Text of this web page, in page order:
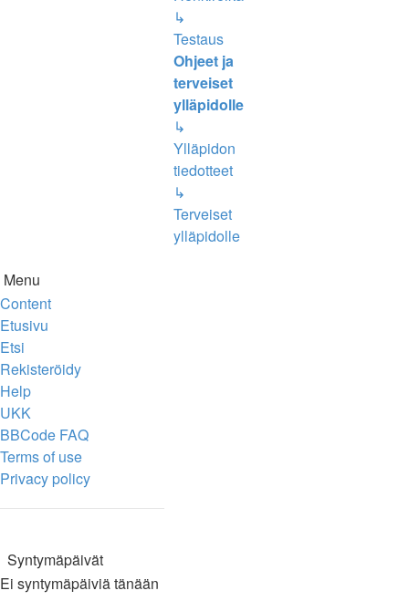
↳
Testaus
Ohjeet ja
terveiset
ylläpidolle
↳
Ylläpidon
tiedotteet
↳
Terveiset
ylläpidolle
Menu
Content
Etusivu
Etsi
Rekisteröidy
Help
UKK
BBCode FAQ
Terms of use
Privacy policy
Syntymäpäivät
Ei syntymäpäiviä tänään